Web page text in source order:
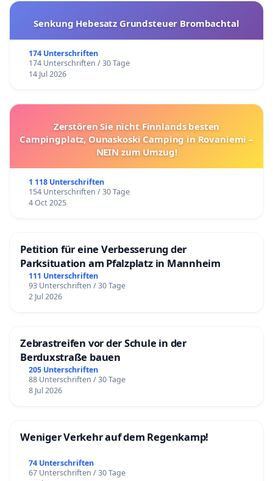
Senkung Hebesatz Grundsteuer Brombachtal
174 Unterschriften
174 Unterschriften / 30 Tage
14 Jul 2026
Zerstören Sie nicht Finnlands besten
Campingplatz, Ounaskoski Camping in Rovaniemi –
NEIN zum Umzug!
1 118 Unterschriften
154 Unterschriften / 30 Tage
4 Oct 2025
Petition für eine Verbesserung der
Parksituation am Pfalzplatz in Mannheim
111 Unterschriften
93 Unterschriften / 30 Tage
2 Jul 2026
Zebrastreifen vor der Schule in der
Berduxstraße bauen
205 Unterschriften
88 Unterschriften / 30 Tage
8 Jul 2026
Weniger Verkehr auf dem Regenkamp!
74 Unterschriften
67 Unterschriften / 30 Tage